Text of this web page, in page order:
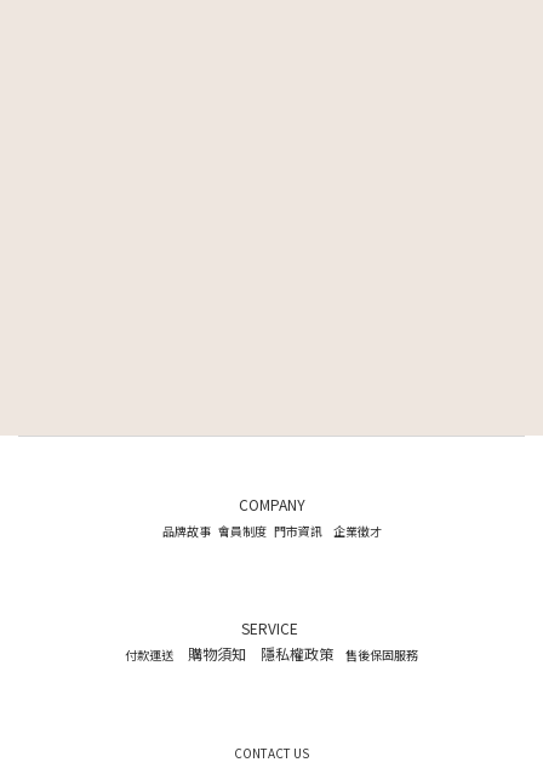
COMPANY
品牌故事 會員制度 門市資訊 企業徵才
SERVICE
付款運送 購物須知 隱私權政策 售後保固服務
CONTACT US